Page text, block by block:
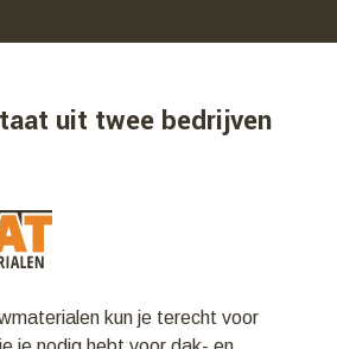
uit twee bedrijven
kun je terecht voor